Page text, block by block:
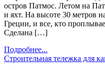
остров Патмос. Летом на
и яхт. На высоте 30 метров
Греции, и все, кто
Сделана […]
Подробнее...
Строительная тележка для